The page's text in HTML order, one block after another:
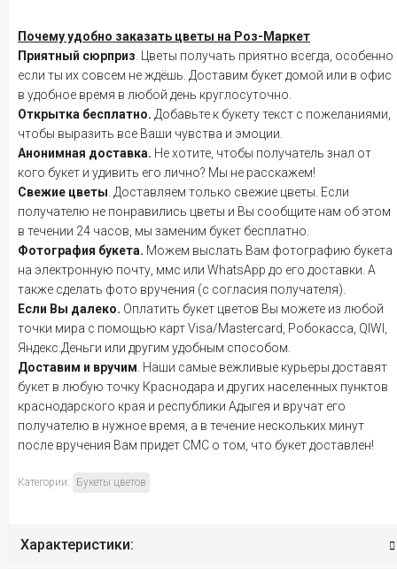
Почему удобно заказать цветы на Роз-Маркет
Приятный сюрприз . Цветы получать приятно всегда, особенно
если ты их совсем не ждёшь. Доставим букет домой или в офис
в удобное время в любой день круглосуточно.
Открытка бесплатно. Добавьте к букету текст с пожеланиями,
чтобы выразить все Ваши чувства и эмоции.
Анонимная доставка. Не хотите, чтобы получатель знал от
кого букет и удивить его лично? Мы не расскажем!
Свежие цветы . Доставляем только свежие цветы. Если
получателю не понравились цветы и Вы сообщите нам об этом
в течении 24 часов, мы заменим букет бесплатно.
Фотография букета. Можем выслать Вам фотографию букета
на электронную почту, ммс или WhatsApp до его доставки. А
также сделать фото вручения (с согласия получателя).
Если Вы далеко. Оплатить букет цветов Вы можете из любой
точки мира с помощью карт Visa/Mastercard, Робокасса, QIWI,
Яндекс.Деньги или другим удобным способом.
Доставим и вручим . Наши самые вежливые курьеры доставят
букет в любую точку Краснодара и других населенных пунктов
краснодарского края и республики Адыгея и вручат его
получателю в нужное время, а в течение нескольких минут
после вручения Вам придет СМС о том, что букет доставлен!
Категории: Букеты цветов
Характеристики: